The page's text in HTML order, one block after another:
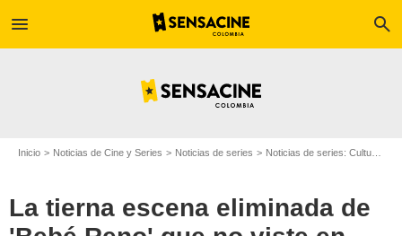
menu search
Inicio Noticias de Cine y Series Noticias de series Noticias de series: Cultura Series
La tierna escena eliminada de